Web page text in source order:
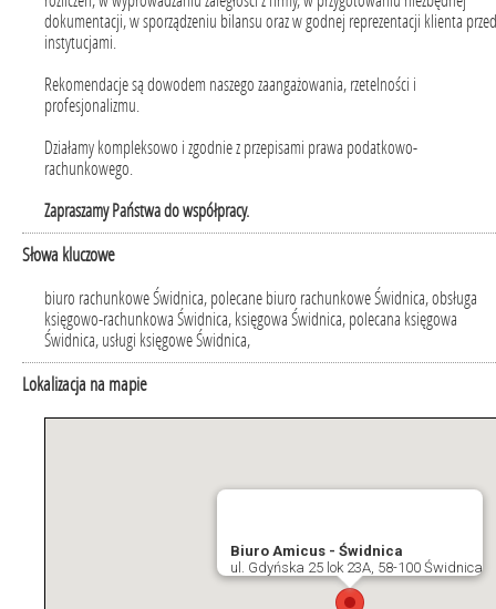
dokumentacji, w sporządzeniu bilansu oraz w godnej reprezentacji klienta przed
instytucjami.
Rekomendacje są dowodem naszego zaangażowania, rzetelności i
profesjonalizmu.
Działamy kompleksowo i zgodnie z przepisami prawa podatkowo-
rachunkowego.
Zapraszamy Państwa do współpracy.
Słowa kluczowe
biuro rachunkowe Świdnica, polecane biuro rachunkowe Świdnica, obsługa
księgowo-rachunkowa Świdnica, księgowa Świdnica, polecana księgowa
Świdnica, usługi księgowe Świdnica,
Lokalizacja na mapie
Biuro Amicus - Świdnica
ul. Gdyńska 25 lok 23A, 58-100 Świdnica